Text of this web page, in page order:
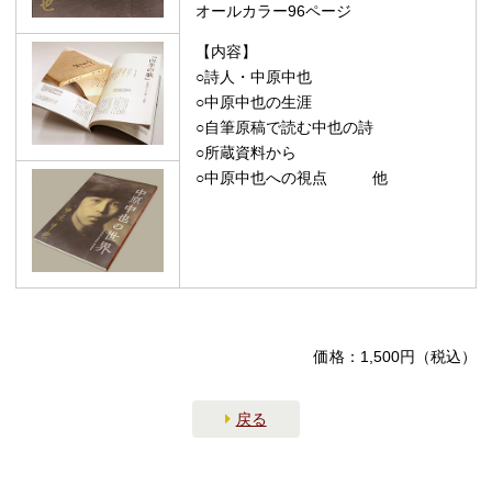
オールカラー96ページ
【内容】
○詩人・中原中也
○中原中也の生涯
○自筆原稿で読む中也の詩
○所蔵資料から
○中原中也への視点 他
価格：1,500円（税込）
戻る